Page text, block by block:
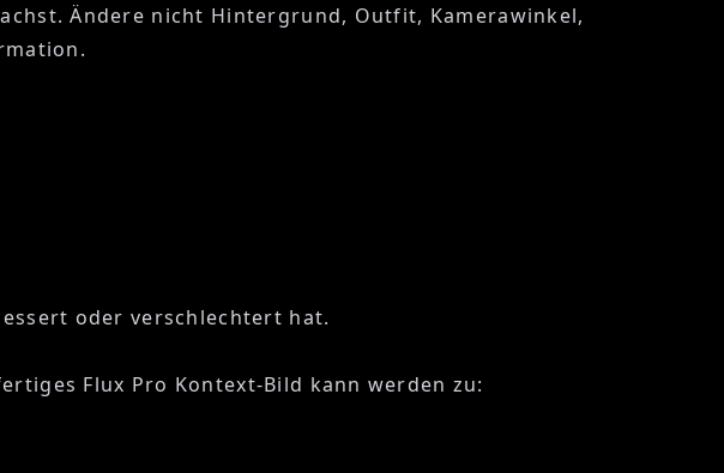
Ändere nicht Hintergrund, Outfit, Kamerawinkel,
oder verschlechtert hat.
Flux Pro Kontext-Bild kann werden zu: